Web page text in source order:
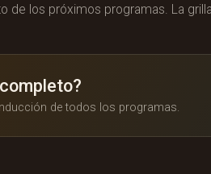
de los próximos programas. La
de todos los programas.